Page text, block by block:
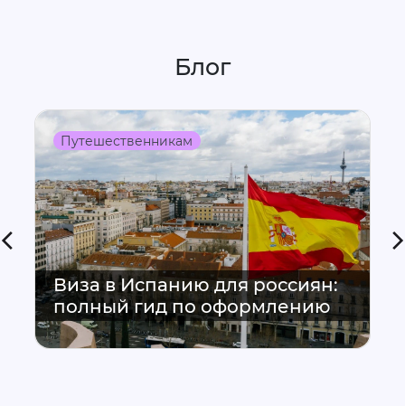
Блог
Путешественникам
Виза в Испанию для россиян:
полный гид по оформлению